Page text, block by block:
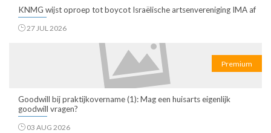
KNMG wijst oproep tot boycot Israëlische artsenvereniging IMA af
27 JUL 2026
Premium
Goodwill bij praktijkovername (1): Mag een huisarts eigenlijk
goodwill vragen?
03 AUG 2026